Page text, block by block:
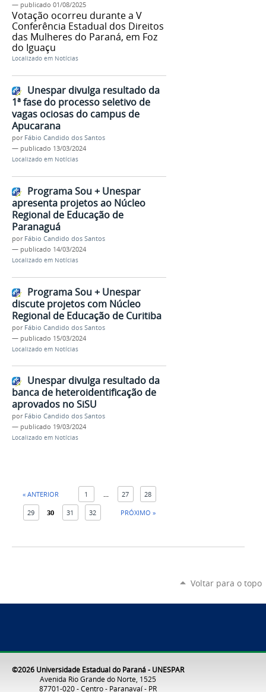
— publicado 01/08/2025
Votação ocorreu durante a V
Conferência Estadual dos Direitos
das Mulheres do Paraná, em Foz
do Iguaçu
Localizado em Notícias
Unespar divulga resultado da
1ª fase do processo seletivo de
vagas ociosas do campus de
Apucarana
por Fábio Candido dos Santos
— publicado 13/03/2024
Localizado em Notícias
Programa Sou + Unespar
apresenta projetos ao Núcleo
Regional de Educação de
Paranaguá
por Fábio Candido dos Santos
— publicado 14/03/2024
Localizado em Notícias
Programa Sou + Unespar
discute projetos com Núcleo
Regional de Educação de Curitiba
por Fábio Candido dos Santos
— publicado 15/03/2024
Localizado em Notícias
Unespar divulga resultado da
banca de heteroidentificação de
aprovados no SiSU
por Fábio Candido dos Santos
— publicado 19/03/2024
Localizado em Notícias
« ANTERIOR 1 ... 27 28
29 30 31 32 PRÓXIMO »
Voltar para o topo
©2026 Universidade Estadual do Paraná - UNESPAR
Avenida Rio Grande do Norte, 1525
87701-020 - Centro - Paranavaí - PR